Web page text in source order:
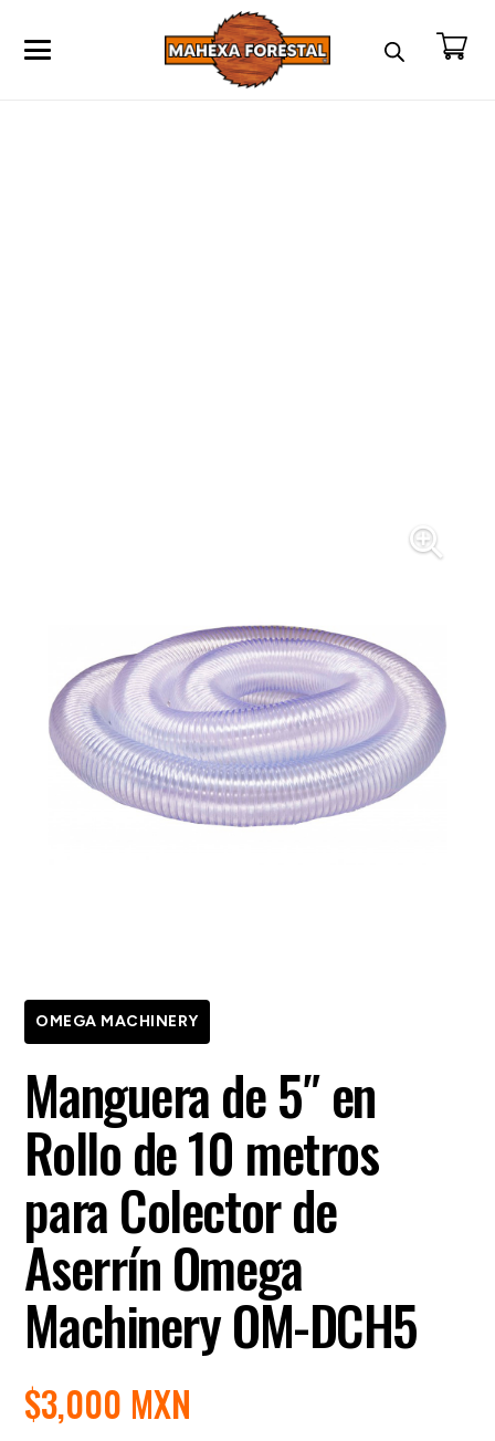
OMEGA MACHINERY
Manguera de 5″ en
Rollo de 10 metros
para Colector de
Aserrín Omega
Machinery OM-DCH5
$3,000 MXN